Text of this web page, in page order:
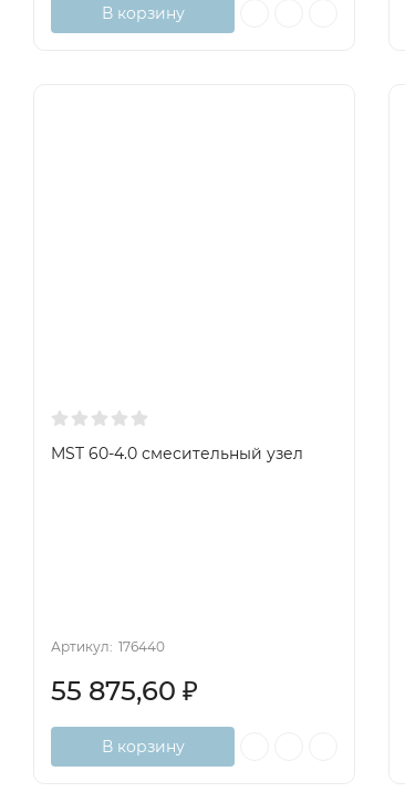
В корзину
MST 60-4.0 смесительный узел
Артикул: 176440
55 875,60 ₽
В корзину